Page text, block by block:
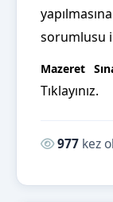
sorumlusu
Mazeret
Tıklayınız.
Okunma
977 kez